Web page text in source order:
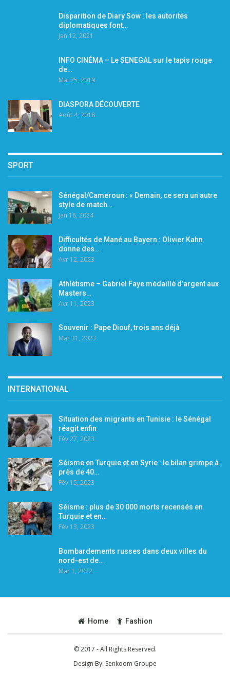
Disparition de Diary Sow : les autorités
diplomatiques font…
Jan 12, 2021
INFO CINÉMA – Le SENEGAL sur le tapis rouge
de…
Mai 25, 2019
DIASPORA DÉCOUVERTE
Août 4, 2018
SPORT
Sénégal/Cameroun : « Demain, ce sera un autre
style de match…
Jan 18, 2024
Difficultés de Mané au Bayern : Olivier Kahn
donne des…
Avr 12, 2023
Athlétisme – Gabriel Faye médaillé d’argent aux
Masters…
Avr 11, 2023
Souvenir : Pape Diouf, trois ans déjà
Mar 31, 2023
INTERNATIONAL
Situation des migrants en Tunisie : le Sénégal
réagit enfin
Fév 27, 2023
Séisme en Turquie et en Syrie : le bilan grimpe à
près de 40…
Fév 15, 2023
Séisme : plus de 30 000 morts recensés en
Turquie et en…
Fév 13, 2023
Bombardements russes dans deux villes du
nord-est de…
Mar 1, 2022
Home Fashion
© 2017 - All Rights Reserved.
Design By: Senkoom Groupe